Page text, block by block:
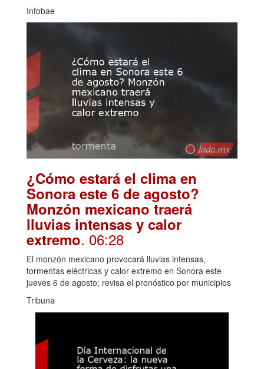
Infobae
¿Cómo estará el clima en
Sonora este 6 de agosto?
Monzón mexicano traerá
lluvias intensas y calor
extremo. 06:28
El monzón mexicano provocará lluvias intensas,
tormentas eléctricas y calor extremo en Sonora este
jueves 6 de agosto; revisa el pronóstico por municipios
Tribuna